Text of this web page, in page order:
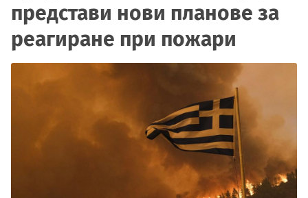
представи нови планове за
реагиране при пожари